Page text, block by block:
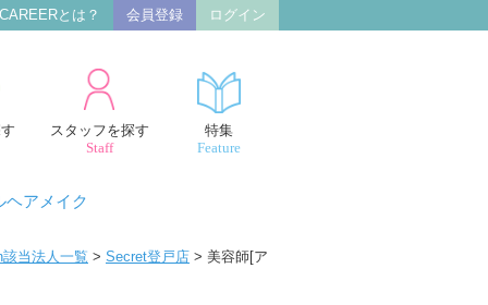
とは？ 会員登録 ログイン
スタッフを探す
Staff
特集
Feature
ヘアメイク
当法人一覧 > Secret登戸店 > 美容師[ア